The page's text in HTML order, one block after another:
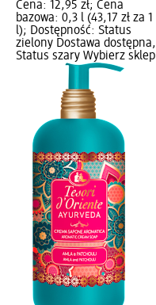
Cena: 12,95 zł; Cena
bazowa: 0,3 l (43,17 zł za 1
l); Dostępność: Status
zielony Dostawa dostępna,
Status szary Wybierz sklep